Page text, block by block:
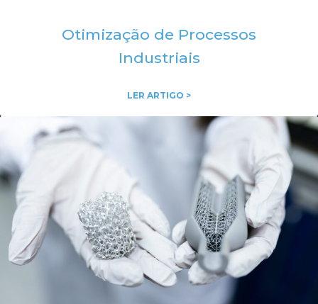
Otimização de Processos
Industriais
LER ARTIGO >